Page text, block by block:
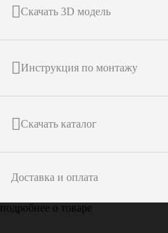
Скачать 3D модель
Инструкция по монтажу
Скачать каталог
Доставка и оплата
подробнее о товаре